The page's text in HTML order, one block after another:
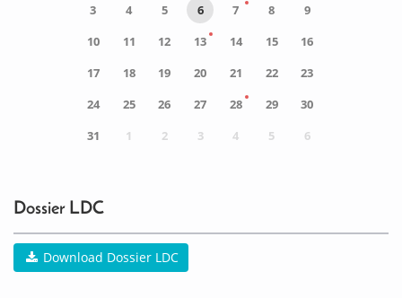
3
4 5 6 7 8
9
10
11 12 13 14 15
16
17
18 19 20 21 22
23
24
25 26 27 28 29
30
31
1 2 3 4 5 6
Dossier LDC
Download Dossier LDC